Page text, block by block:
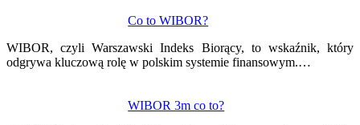
Co to WIBOR?
WIBOR, czyli Warszawski Indeks Biorący, to wskaźnik, który
odgrywa kluczową rolę w polskim systemie finansowym.…
WIBOR 3m co to?